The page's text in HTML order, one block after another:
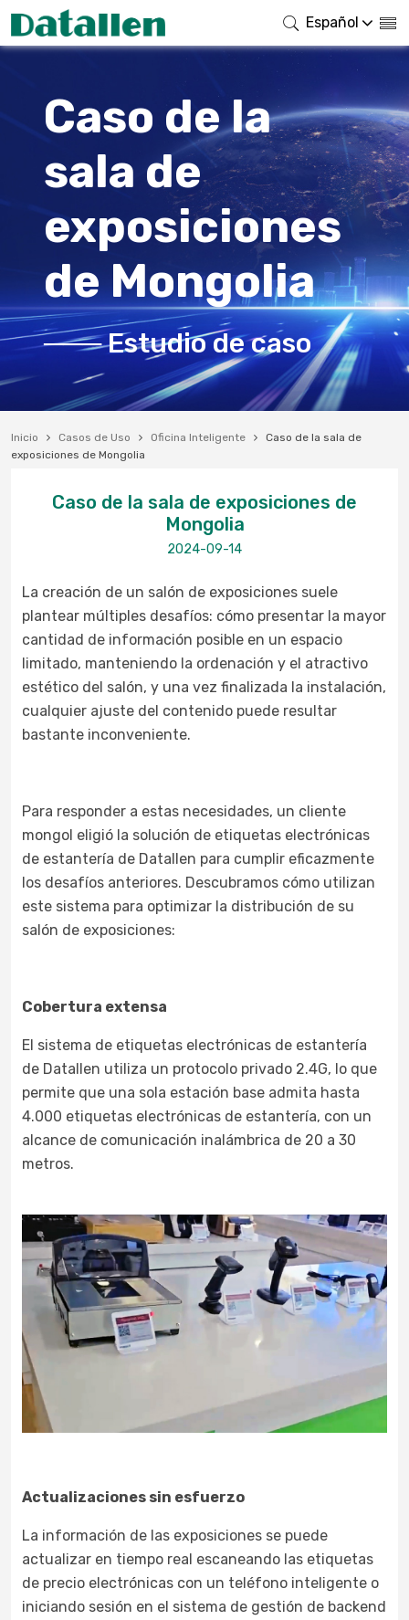
Español
Caso de la
sala de
exposiciones
de Mongolia
─── Estudio de caso
Inicio Casos de Uso Oficina Inteligente
Caso de la sala de
exposiciones de Mongolia
Caso de la sala de exposiciones de
Mongolia
2024-09-14
La creación de un salón de exposiciones suele
plantear múltiples desafíos: cómo presentar la mayor
cantidad de información posible en un espacio
limitado, manteniendo la ordenación y el atractivo
estético del salón, y una vez finalizada la instalación,
cualquier ajuste del contenido puede resultar
bastante inconveniente.
Para responder a estas necesidades, un cliente
mongol eligió la solución de etiquetas electrónicas
de estantería de Datallen para cumplir eficazmente
los desafíos anteriores. Descubramos cómo utilizan
este sistema para optimizar la distribución de su
salón de exposiciones:
Cobertura extensa
El sistema de etiquetas electrónicas de estantería
de Datallen utiliza un protocolo privado 2.4G, lo que
permite que una sola estación base admita hasta
4.000 etiquetas electrónicas de estantería, con un
alcance de comunicación inalámbrica de 20 a 30
metros.
Actualizaciones sin esfuerzo
La información de las exposiciones se puede
actualizar en tiempo real escaneando las etiquetas
de precio electrónicas con un teléfono inteligente o
iniciando sesión en el sistema de gestión de backend